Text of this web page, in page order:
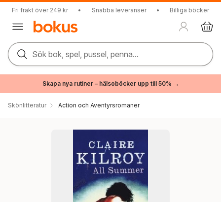
Fri frakt över 249 kr • Snabba leveranser • Billiga böcker
Sök bok, spel, pussel, penna...
Skapa nya rutiner – hälsoböcker upp till 50% →
Skönlitteratur Action och Äventyrsromaner